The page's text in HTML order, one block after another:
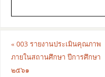
«003 รายงานประเมินคุณภาพ
ภายในสถานศึกษา ปีการศึกษา
๒๕๖๑